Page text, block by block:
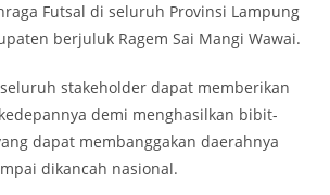
Futsal di seluruh Provinsi Lampung
berjuluk Ragem Sai Mangi Wawai.
stakeholder dapat memberikan
demi menghasilkan bibit-
dapat membanggakan daerahnya
dikancah nasional.